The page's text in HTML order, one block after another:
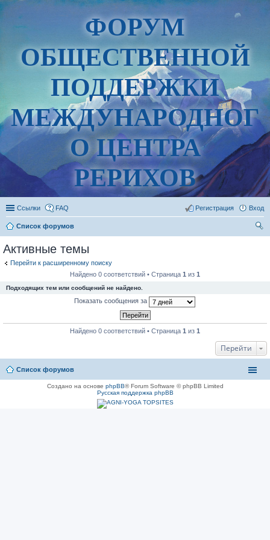
ФОРУМ
ОБЩЕСТВЕННОЙ
ПОДДЕРЖКИ
МЕЖДУНАРОДНОГ
О ЦЕНТРА
РЕРИХОВ
Ссылки FAQ Вход
Регистрация
Список форумов
Активные темы
Перейти к расширенному поиску
Найдено 0 соответствий • Страница 1 из 1
Подходящих тем или сообщений не найдено.
Показать сообщения за
Найдено 0 соответствий • Страница 1 из 1
Перейти
Список форумов
Создано на основе phpBB® Forum Software © phpBB Limited
Русская поддержка phpBB